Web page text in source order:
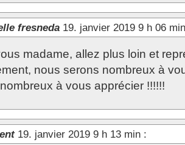
fresneda 19. janvier 2019 9 h 06
madame, allez plus loin et
nous serons nombreux à
à vous apprécier !!!!!!
19. janvier 2019 9 h 13 min :